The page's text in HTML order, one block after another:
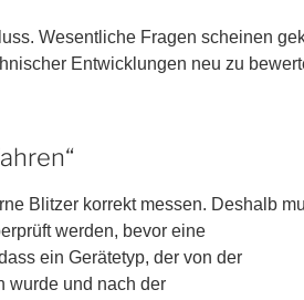
Wesentliche Fragen scheinen
Entwicklungen neu zu
Blitzer korrekt messen. Deshalb
werden, bevor eine
ein Gerätetyp, der von der
wurde und nach der